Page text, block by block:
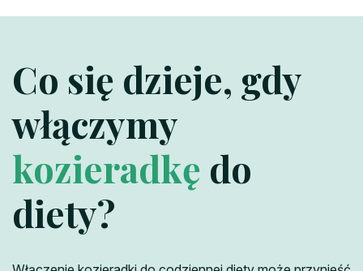
Co się dzieje, gdy
włączymy
kozieradkę do
diety?